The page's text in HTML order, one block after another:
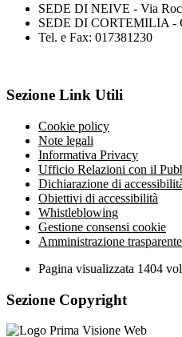
SEDE DI NEIVE - Via
SEDE DI CORTEMILIA -
Tel. e Fax: 017381230
Sezione Link Utili
Cookie policy
Note legali
Informativa Privacy
Ufficio Relazioni con il
Dichiarazione di
Obiettivi di accessibilità
Whistleblowing
Gestione consensi cookie
Amministrazione trasparente
Pagina visualizzata 1404
Sezione Copyright